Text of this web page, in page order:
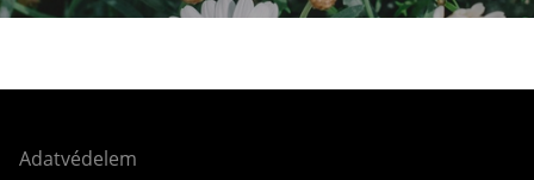
Adatvédelem